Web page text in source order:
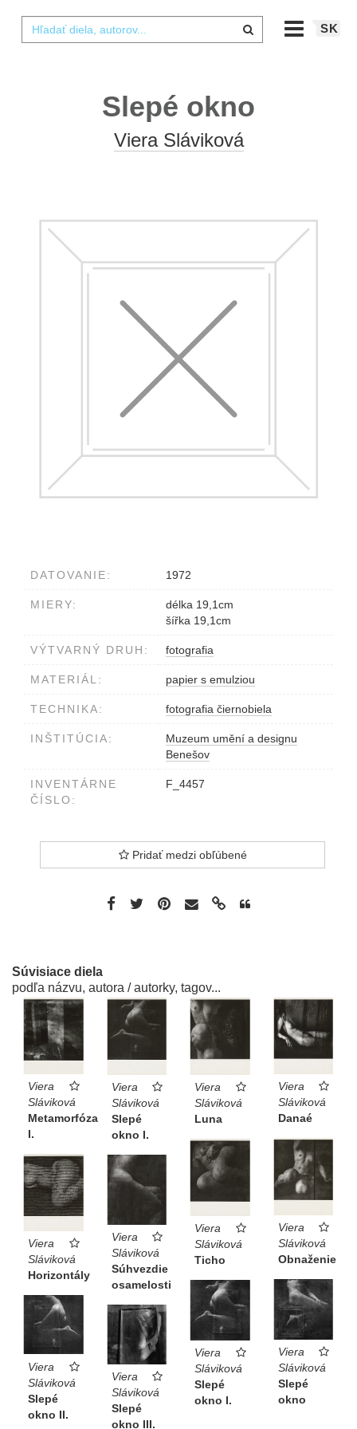
SK
Slepé okno
Viera Sláviková
DATOVANIE: 1972
MIERY:
délka 19,1cm
šířka 19,1cm
VÝTVARNÝ DRUH: fotografia
MATERIÁL: papier s emulziou
TECHNIKA: fotografia čiernobiela
INŠTITÚCIA:
Muzeum umění a designu
Benešov
INVENTÁRNE
ČÍSLO:
F_4457
Pridať medzi obľúbené
Súvisiace diela
podľa názvu, autora / autorky, tagov...
Viera
Sláviková
Metamorfóza
I.
Viera
Sláviková
Slepé
okno I.
Viera
Sláviková
Luna
Viera
Sláviková
Danaé
Viera
Sláviková
Obnaženie
Viera
Sláviková
Ticho
Viera
Sláviková
Horizontály
Viera
Sláviková
Súhvezdie
osamelosti
Viera
Sláviková
Slepé
okno
Viera
Sláviková
Slepé
okno I.
Viera
Sláviková
Slepé
okno II.
Viera
Sláviková
Slepé
okno III.